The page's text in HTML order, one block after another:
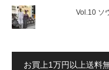
Vol.10 ソ
お買上1万円以上送料